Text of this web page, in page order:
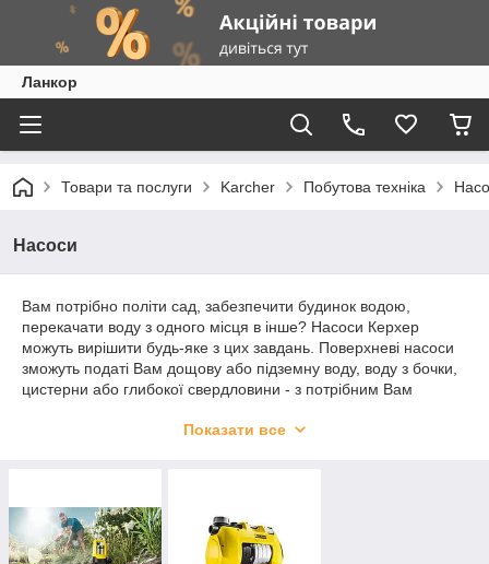
Ланкор
Товари та послуги Karcher Побутова техніка
Насоси
Вам потрібно політи сад, забезпечити будинок водою,
перекачати воду з одного місця в інше? Насоси Керхер
можуть вирішити будь-яке з цих завдань. Поверхневі насоси
зможуть податі Вам дощову або підземну воду, воду з бочки,
цистерни або глибокої свердловини - з потрібним Вам
воду: перед весняним очищенням басейну або під час
Показати все